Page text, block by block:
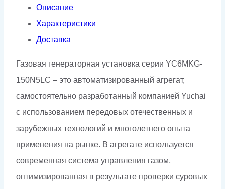
150N5LCОписание
Характеристики
Доставка
Газовая генераторная установка серии YC6MKG-
150N5LC – это автоматизированный агрегат,
самостоятельно разработанный компанией Yuchai
с использованием передовых отечественных и
зарубежных технологий и многолетнего опыта
применения на рынке. В агрегате используется
современная система управления газом,
оптимизированная в результате проверки суровых